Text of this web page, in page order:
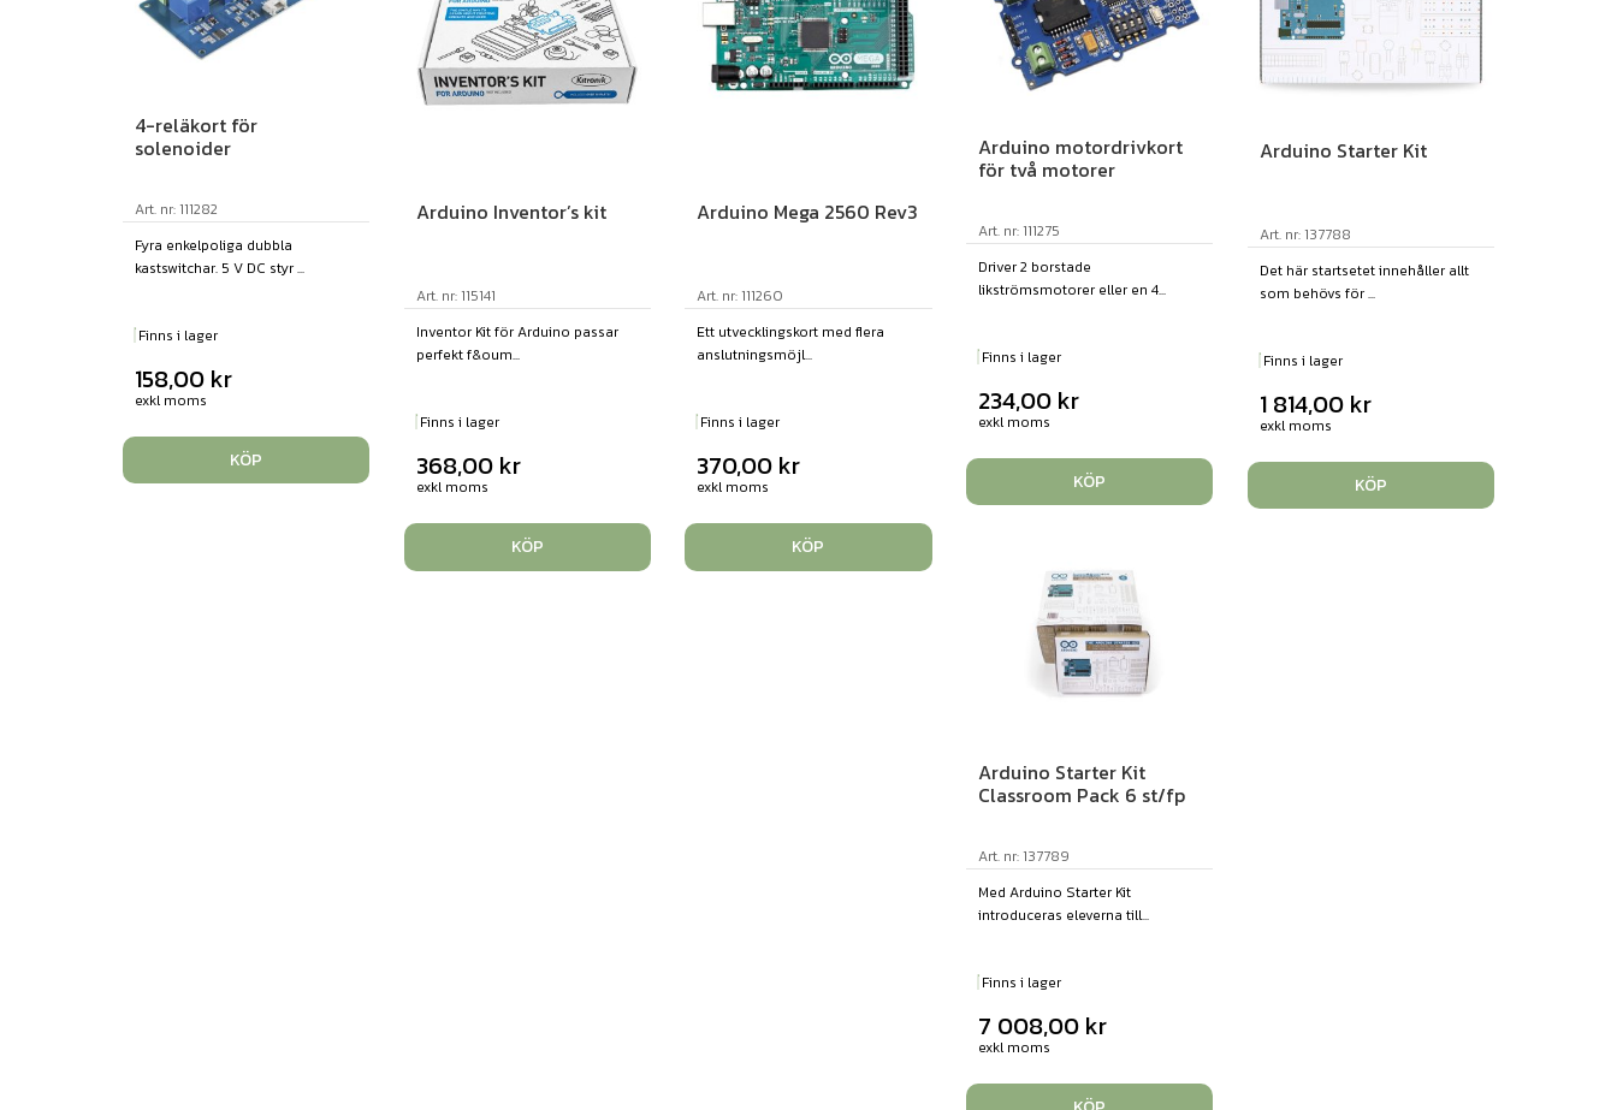
4-reläkort för
solenoider
Art. nr: 111282
Fyra enkelpoliga dubbla
kastswitchar. 5 V DC styr ...
Finns i lager
158,00 kr
exkl moms
KÖP
Arduino Inventor’s kit
Art. nr: 115141
Inventor Kit för Arduino passar
perfekt f&oum...
Finns i lager
368,00 kr
exkl moms
KÖP
Arduino Mega 2560 Rev3
Art. nr: 111260
Ett utvecklingskort med flera
anslutningsmöjl...
Finns i lager
370,00 kr
exkl moms
KÖP
Arduino motordrivkort
för två motorer
Art. nr: 111275
Driver 2 borstade
likströmsmotorer eller en 4...
Finns i lager
234,00 kr
exkl moms
KÖP
Arduino Starter Kit
Art. nr: 137788
Det här startsetet innehåller allt
som behövs för ...
Finns i lager
1 814,00 kr
exkl moms
KÖP
Arduino Starter Kit
Classroom Pack 6 st/fp
Art. nr: 137789
Med Arduino Starter Kit
introduceras eleverna till...
Finns i lager
7 008,00 kr
exkl moms